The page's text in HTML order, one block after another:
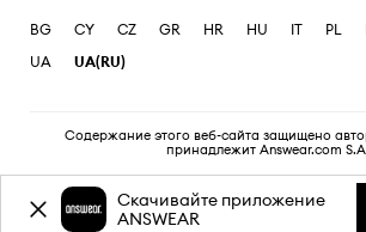
BG CY CZ GR HR HU IT PL
UA
UA(RU)
Содержание этого веб-сайта защищено
принадлежит Answear.com
Скачивайте приложение
ANSWEAR